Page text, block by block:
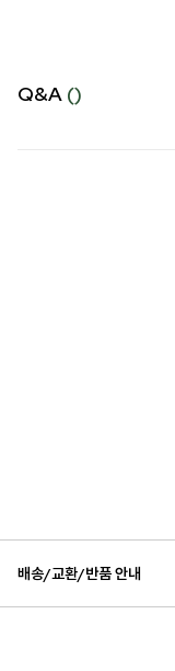
Q&A ()
배송/교환/반품 안내